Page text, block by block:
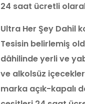
24 saat ücretli
Ultra Her Şey Dahil
Tesisin belirlemiş
dâhilinde yerli ve
ve alkolsüz
marka açık-kapalı